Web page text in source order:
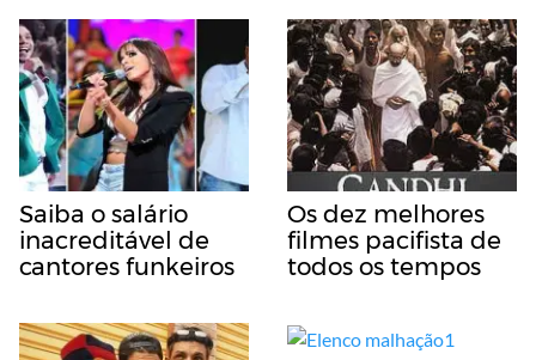
Saiba o salário
inacreditável de
cantores funkeiros
Os dez melhores
filmes pacifista de
todos os tempos